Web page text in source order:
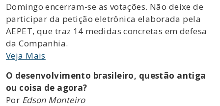
Domingo encerram-se as votações. Não deixe de
participar da petição eletrônica elaborada pela
AEPET, que traz 14 medidas concretas em defesa
da Companhia.
Veja Mais
O desenvolvimento brasileiro, questão antiga
ou coisa de agora?
Por Edson Monteiro